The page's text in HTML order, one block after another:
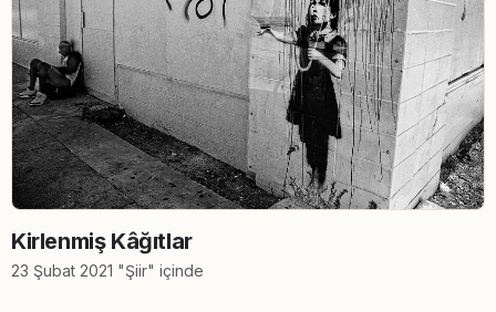
Kirlenmiş Kâğıtlar
23 Şubat 2021 "Şiir" içinde